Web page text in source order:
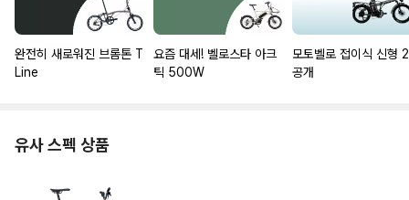
완전히 새로워진 브롬톤 T
Line
요즘 대세! 벨로스타 아크
틱 500W
모토벨로 접이식 신형
공개
유사 스펙 상품